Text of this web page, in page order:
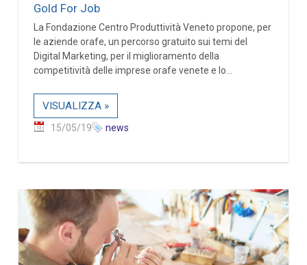
Gold For Job
La Fondazione Centro Produttività Veneto propone, per
le aziende orafe, un percorso gratuito sui temi del
Digital Marketing, per il miglioramento della
competitività delle imprese orafe venete e lo...
VISUALIZZA »
15/05/19 news